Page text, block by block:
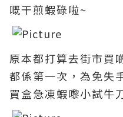
嘅干煎蝦碌啦~
原本都打算去街市買
都係第一次 ，為免失
買盒急凍蝦嚟小試牛